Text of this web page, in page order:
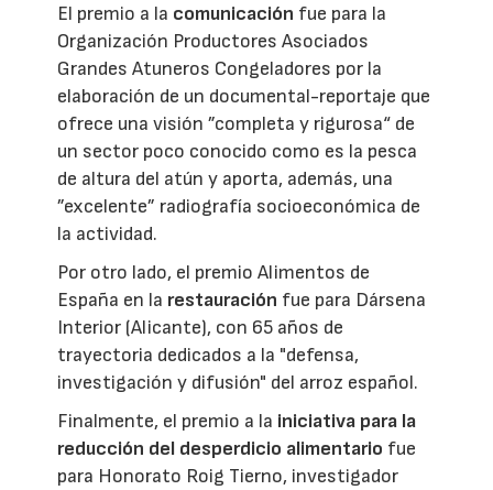
El premio a la comunicación fue para la
Organización Productores Asociados
Grandes Atuneros Congeladores por la
elaboración de un documental-reportaje que
ofrece una visión ”completa y rigurosa“ de
un sector poco conocido como es la pesca
de altura del atún y aporta, además, una
”excelente” radiografía socioeconómica de
la actividad.
Por otro lado, el premio Alimentos de
España en la restauración fue para Dársena
Interior (Alicante), con 65 años de
trayectoria dedicados a la "defensa,
investigación y difusión" del arroz español.
Finalmente, el premio a la iniciativa para la
reducción del desperdicio alimentario fue
para Honorato Roig Tierno, investigador